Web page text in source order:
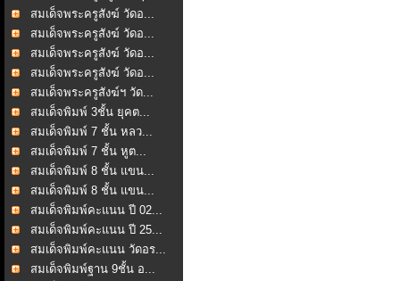
สมเด็จพระครูสังฆ์ วัดอ...
สมเด็จพระครูสังฆ์ วัดอ...
สมเด็จพระครูสังฆ์ วัดอ...
สมเด็จพระครูสังฆ์ วัดอ...
สมเด็จพระครูสังฆ์ฯ วัด...
สมเด็จพิมพ์ 3ชั้น ยุคต...
สมเด็จพิมพ์ 7 ชั้น หลว...
สมเด็จพิมพ์ 7 ชั้น หูต...
สมเด็จพิมพ์ 8 ชั้น แขน...
สมเด็จพิมพ์ 8 ชั้น แขน...
สมเด็จพิมพ์คะแนน ปี 02...
สมเด็จพิมพ์คะแนน ปี 25...
สมเด็จพิมพ์คะแนน วัดอร...
สมเด็จพิมพ์ฐาน 9ชั้น อ...